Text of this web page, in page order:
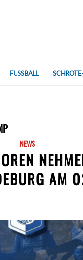
FUSSBALL
NEWS